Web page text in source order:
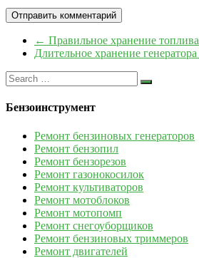
← Правильное хранение топлива
Длительное хранение
Бензоинструмент
Ремонт бензиновых генераторов
Ремонт бензопил
Ремонт бензорезов
Ремонт газонокосилок
Ремонт культиваторов
Ремонт мотоблоков
Ремонт мотопомп
Ремонт снегоуборщиков
Ремонт бензиновых триммеров
Ремонт двигателей